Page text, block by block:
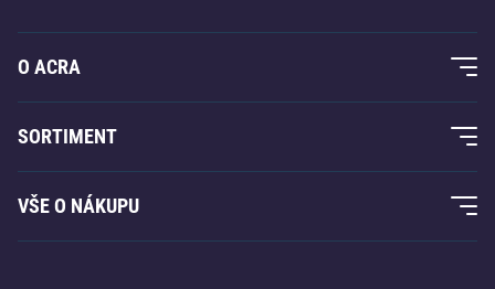
O ACRA
O nás
Acra garance
Kontakty
SORTIMENT
Fitness a posilování
Raketové sporty
VŠE O NÁKUPU